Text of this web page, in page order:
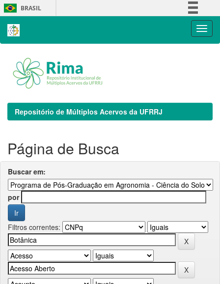
Skip
navigation
BRASIL
Repositório de Múltiplos Acervos da UFRRJ
Página de Busca
Buscar em:
por
Filtros correntes: